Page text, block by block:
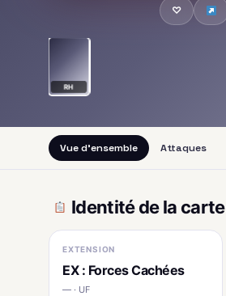
♡
RH
Vue d'ensemble Attaques
Identité de la carte
EXTENSION
EX : Forces Cachées
— · UF